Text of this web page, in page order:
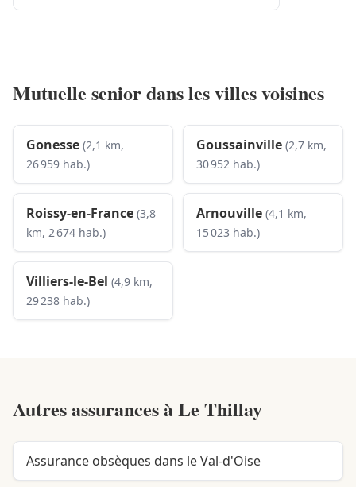
Mutuelle senior dans les villes voisines
Gonesse (2,1 km,
26 959 hab.)
Goussainville (2,7 km,
30 952 hab.)
Roissy-en-France (3,8
km, 2 674 hab.)
Arnouville (4,1 km,
15 023 hab.)
Villiers-le-Bel (4,9 km,
29 238 hab.)
Autres assurances àLe Thillay
Assurance obsèques dans le Val-d'Oise